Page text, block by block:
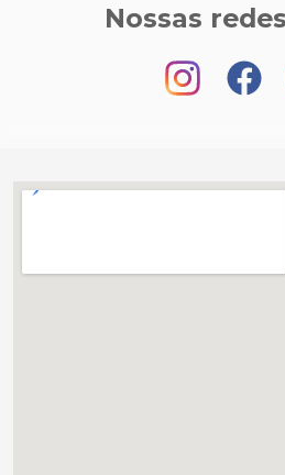
Nossas